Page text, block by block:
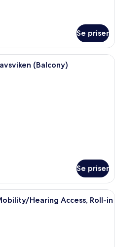
Se priser
Ett modernt hotellrum med ett
(Balcony)
Se priser
Ett hotellrum med två sängar, ett
Hearing Access, Roll-in